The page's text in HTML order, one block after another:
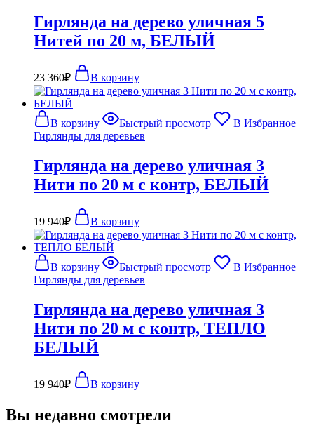
Гирлянда на дерево уличная 5
Нитей по 20 м, БЕЛЫЙ
23 360₽ В корзину
В корзину Быстрый просмотр
В Избранное
Гирлянды для деревьев
Гирлянда на дерево уличная 3
Нити по 20 м с контр, БЕЛЫЙ
19 940₽ В корзину
В корзину Быстрый просмотр
В Избранное
Гирлянды для деревьев
Гирлянда на дерево уличная 3
Нити по 20 м с контр, ТЕПЛО
БЕЛЫЙ
19 940₽ В корзину
Вы недавно смотрели